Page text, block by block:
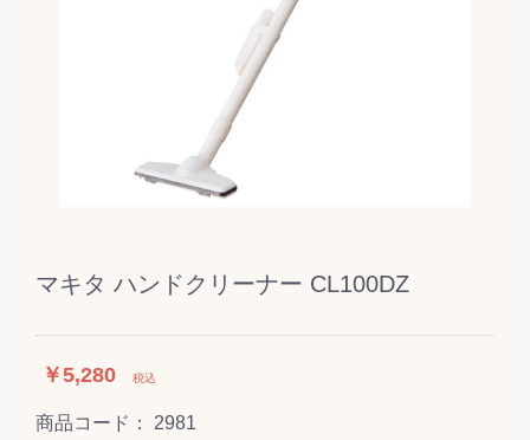
マキタ ハンドクリーナー CL100DZ
￥5,280 税込
商品コード： 2981